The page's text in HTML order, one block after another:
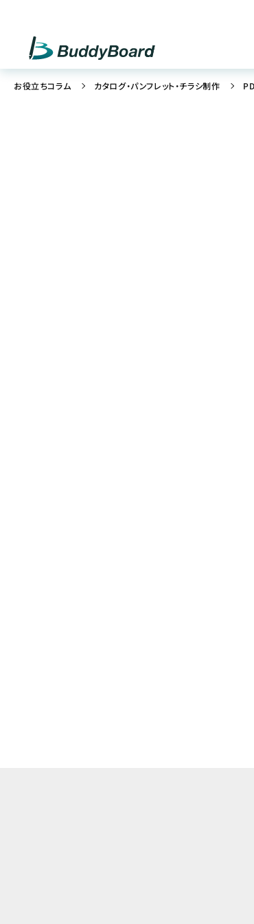
お役立ちコラム カタログ・パンフレット・チラシ制作